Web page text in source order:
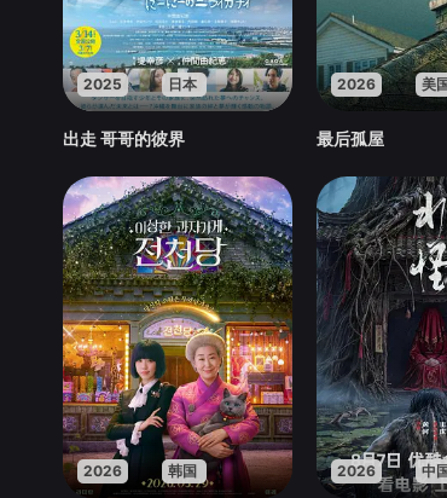
2025 日本
出走 哥哥的彼界
2026
最后孤屋
2026 韩国 2026